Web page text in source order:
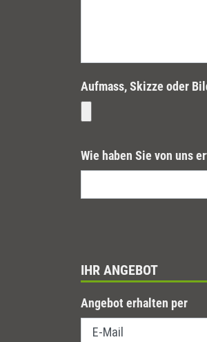
Aufmass, Skizze oder
Wie haben Sie von uns
IHR ANGEBOT
Angebot erhalten per